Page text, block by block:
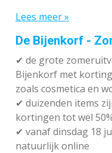
Lees meer »
De Bijenkorf -
✔ de grote
Bijenkorf met
zoals cosmetica en
✔ duizenden items
kortingen tot wel
✔ vanaf dinsdag 18
natuurlijk online